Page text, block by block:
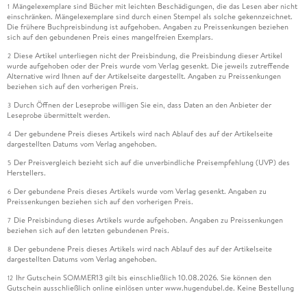
1 Mängelexemplare sind Bücher mit leichten Beschädigungen, die das Lesen aber nicht
einschränken. Mängelexemplare sind durch einen Stempel als solche gekennzeichnet.
Die frühere Buchpreisbindung ist aufgehoben. Angaben zu Preissenkungen beziehen
sich auf den gebundenen Preis eines mangelfreien Exemplars.
2 Diese Artikel unterliegen nicht der Preisbindung, die Preisbindung dieser Artikel
wurde aufgehoben oder der Preis wurde vom Verlag gesenkt. Die jeweils zutreffende
Alternative wird Ihnen auf der Artikelseite dargestellt. Angaben zu Preissenkungen
beziehen sich auf den vorherigen Preis.
3 Durch Öffnen der Leseprobe willigen Sie ein, dass Daten an den Anbieter der
Leseprobe übermittelt werden.
4 Der gebundene Preis dieses Artikels wird nach Ablauf des auf der Artikelseite
dargestellten Datums vom Verlag angehoben.
5 Der Preisvergleich bezieht sich auf die unverbindliche Preisempfehlung (UVP) des
Herstellers.
6 Der gebundene Preis dieses Artikels wurde vom Verlag gesenkt. Angaben zu
Preissenkungen beziehen sich auf den vorherigen Preis.
7 Die Preisbindung dieses Artikels wurde aufgehoben. Angaben zu Preissenkungen
beziehen sich auf den letzten gebundenen Preis.
8 Der gebundene Preis dieses Artikels wird nach Ablauf des auf der Artikelseite
dargestellten Datums vom Verlag angehoben.
12 Ihr Gutschein SOMMER13 gilt bis einschließlich 10.08.2026. Sie können den
Gutschein ausschließlich online einlösen unter www.hugendubel.de. Keine Bestellung